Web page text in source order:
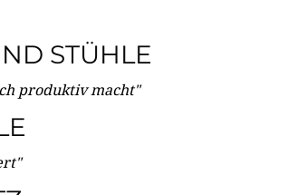
STÜHLE
produktiv macht"